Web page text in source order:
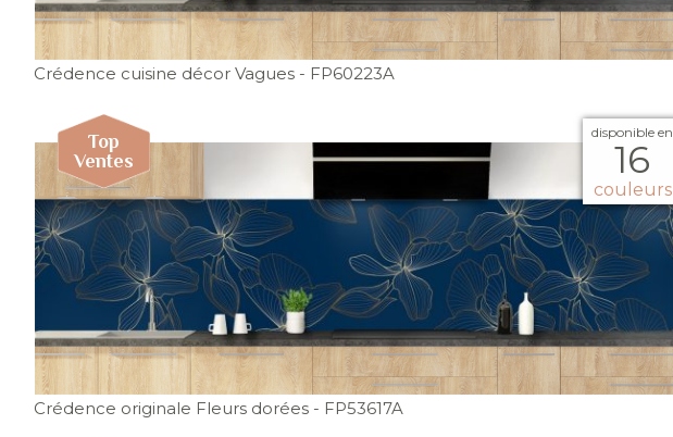
Crédence cuisine décor Vagues - FP60223A
disponible en
16
couleurs
Crédence originale Fleurs dorées - FP53617A